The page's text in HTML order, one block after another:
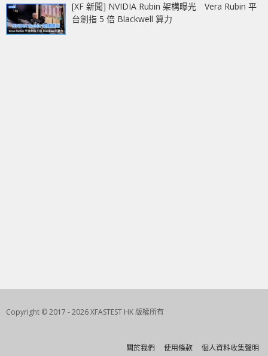
[XF 新聞] NVIDIA Rubin 架構曝光 Vera Rubin 平
台劍指 5 倍 Blackwell 算力
Copyright © 2017 - 2026 XFASTEST HK 版權所有
關於我們 使用條款 個人資料收集聲明